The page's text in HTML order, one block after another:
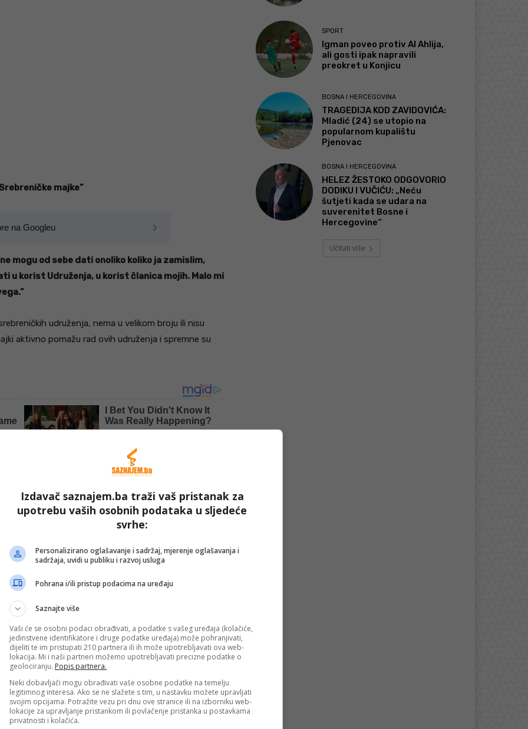
majke”
na Googleu
mogu od sebe dati onoliko koliko ja zamislim,
u korist Udruženja, u korist članica mojih. Malo mi
udruženja, nema u velikom broju ili nisu
aktivno pomažu rad ovih udruženja i spremne su
majke”
što to neće biti u tom omjeru kao što su one
jer us one izgubile svoju djecu, braću,
je veća težina.”
Potočari
način, ali te mlađe generacije jesu uključene. One
i ne vidi ovako da kažemo vizuelno, na
sigurna sam da ima onih koji će htjeti nastaviti.
su itekako ostavile dovoljno da ove mlađe
SPORT
Igman poveo protiv Al Ahlija,
ali gosti ipak napravili
preokret u Konjicu
BOSNA I HERCEGOVINA
TRAGEDIJA KOD ZAVIDOVIĆA:
Mladić (24) se utopio na
popularnom kupalištu
Pjenovac
BOSNA I HERCEGOVINA
HELEZ ŽESTOKO ODGOVORIO
DODIKU I VUČIĆU: „Neću
šutjeti kada se udara na
suverenitet Bosne i
Hercegovine“
Učitati više
Izdavač saznajem.ba traži vaš pristanak za
upotrebu vaših osobnih podataka u sljedeće
svrhe:
Personalizirano oglašavanje i sadržaj, mjerenje oglašavanja i
sadržaja, uvidi u publiku i razvoj usluga
Pohrana i/ili pristup podacima na uređaju
Saznajte više
Vaši će se osobni podaci obrađivati, a podatke s vašeg uređaja (kolačiće,
jedinstvene identifikatore i druge podatke uređaja) može pohranjivati,
dijeliti te im pristupati 210 partnera ili ih može upotrebljavati ova web-
lokacija. Mi i naši partneri možemo upotrebljavati precizne podatke o
geolociranju. Popis partnera.
Neki dobavljači mogu obrađivati vaše osobne podatke na temelju
legitimnog interesa. Ako se ne slažete s tim, u nastavku možete upravljati
svojim opcijama. Potražite vezu pri dnu ove stranice ili na izborniku web-
lokacije za upravljanje pristankom ili povlačenje pristanka u postavkama
privatnosti i kolačića.